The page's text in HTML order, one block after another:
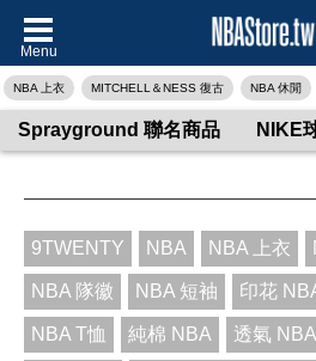
Menu
NBA 上衣 MITCHELL＆NESS 復古 NBA 休閒
Sprayground 聯名商品 NIKE
9TWENTY NBA NBA 上衣
NBA 隊徽 NBA 短袖 印花
NBA T恤 純棉 NBA 透氣 NBA